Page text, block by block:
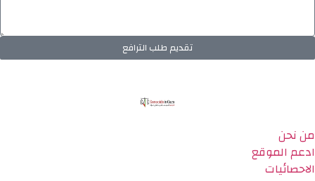
تقديم طلب الترافع
من نحن
ادعم الموقع
الاحصائيات